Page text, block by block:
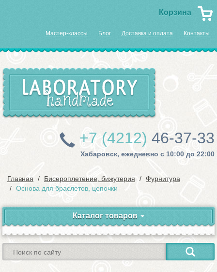
Корзина
Мастер-классы Блог Доставка и оплата Контакты
+7 (4212) 46-37-33
Хабаровск, ежедневно с 10:00 до 22:00
Главная Бисероплетение, бижутерия
Фурнитура
Основа для браслетов, цепочки
Каталог товаров